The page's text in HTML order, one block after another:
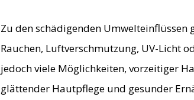
Zu den schädigenden Umwelteinflüssen
Rauchen, Luftverschmutzung, UV-Licht
jedoch viele Möglichkeiten, vorzeitiger
glättender Hautpflege und gesunder